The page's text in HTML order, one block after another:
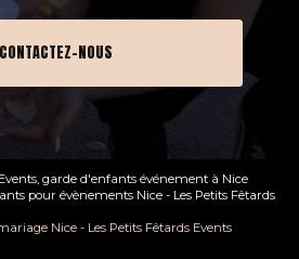
CONTACTEZ-NOUS
garde d'enfants événement à Nice
pour évènements Nice - Les Petits Fêtards
Nice - Les Petits Fêtards Events